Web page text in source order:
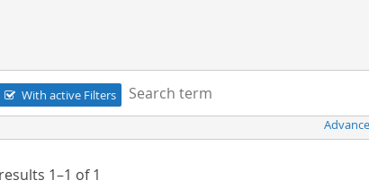
With active Filters
Search term:
1–1 of1